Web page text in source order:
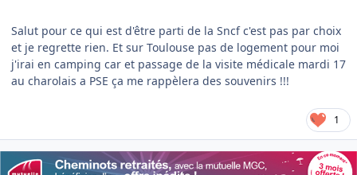
Salut pour ce qui est d'être parti de la Sncf c'est pas par choix
et je regrette rien. Et sur Toulouse pas de logement pour moi
j'irai en camping car et passage de la visite médicale mardi 17
au charolais a PSE ça me rappèlera des souvenirs !!!
1